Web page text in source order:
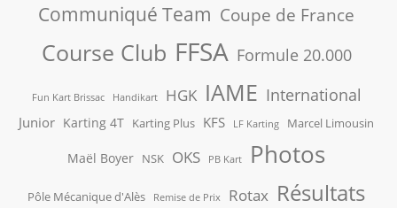
Communiqué Team Coupe de France
Course Club FFSA Formule 20.000
Fun Kart Brissac Handikart HGK IAME International
Junior Karting 4T Karting Plus KFS LF Karting Marcel Limousin
Maël Boyer NSK OKS PB Kart Photos
Pôle Mécanique d'Alès Remise de Prix Rotax Résultats